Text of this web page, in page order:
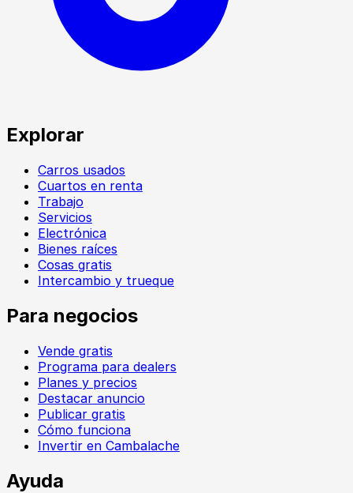
Explorar
Carros usados
Cuartos en renta
Trabajo
Servicios
Electrónica
Bienes raíces
Cosas gratis
Intercambio y trueque
Para negocios
Vende gratis
Programa para dealers
Planes y precios
Destacar anuncio
Publicar gratis
Cómo funciona
Invertir en Cambalache
Ayuda